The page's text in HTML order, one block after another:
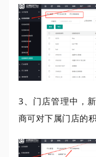
3、门店管理中，
商可对下属门店的